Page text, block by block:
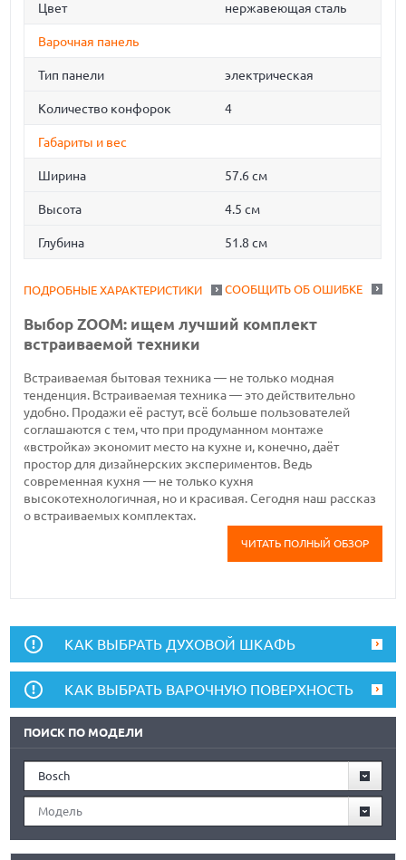
Цвет нержавеющая сталь
Варочная панель
Тип панели электрическая
Количество конфорок 4
Габариты и вес
Ширина 57.6 см
Высота 4.5 см
Глубина 51.8 см
СООБЩИТЬ ОБ ОШИБКЕ
ПОДРОБНЫЕ ХАРАКТЕРИСТИКИ
Выбор ZOOM: ищем лучший комплект
встраиваемой техники
Встраиваемая бытовая техника — не только модная
тенденция. Встраиваемая техника — это действительно
удобно. Продажи её растут, всё больше пользователей
соглашаются с тем, что при продуманном монтаже
«встройка» экономит место на кухне и, конечно, даёт
простор для дизайнерских экспериментов. Ведь
современная кухня — не только кухня
высокотехнологичная, но и красивая. Сегодня наш рассказ
о встраиваемых комплектах.
ЧИТАТЬ ПОЛНЫЙ ОБЗОР
КАК ВЫБРАТЬ ДУХОВОЙ ШКАФЬ
КАК ВЫБРАТЬ ВАРОЧНУЮ ПОВЕРХНОСТЬ
ПОИСК ПО МОДЕЛИ
Bosch
Модель